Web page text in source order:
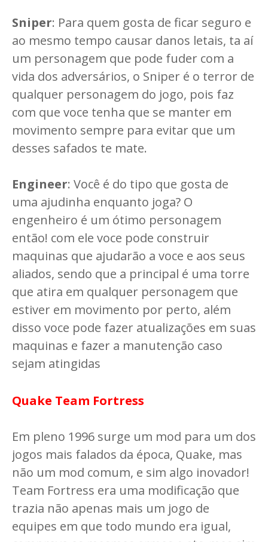
Sniper: Para quem gosta de ficar seguro e
ao mesmo tempo causar danos letais, ta aí
um personagem que pode fuder com a
vida dos adversários, o Sniper é o terror de
qualquer personagem do jogo, pois faz
com que voce tenha que se manter em
movimento sempre para evitar que um
desses safados te mate.
Engineer: Você é do tipo que gosta de
uma ajudinha enquanto joga? O
engenheiro é um ótimo personagem
então! com ele voce pode construir
maquinas que ajudarão a voce e aos seus
aliados, sendo que a principal é uma torre
que atira em qualquer personagem que
estiver em movimento por perto, além
disso voce pode fazer atualizações em suas
maquinas e fazer a manutenção caso
sejam atingidas
Quake Team Fortress
Em pleno 1996 surge um mod para um dos
jogos mais falados da época, Quake, mas
não um mod comum, e sim algo inovador!
Team Fortress era uma modificação que
trazia não apenas mais um jogo de
equipes em que todo mundo era igual,